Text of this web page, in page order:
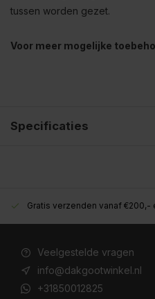
tussen worden gezet.
Voor meer mogelijke
Specificaties
Gratis verzenden vanaf €200,-
Veelgestelde vragen
info@dakgootwinkel.nl
+31850012825